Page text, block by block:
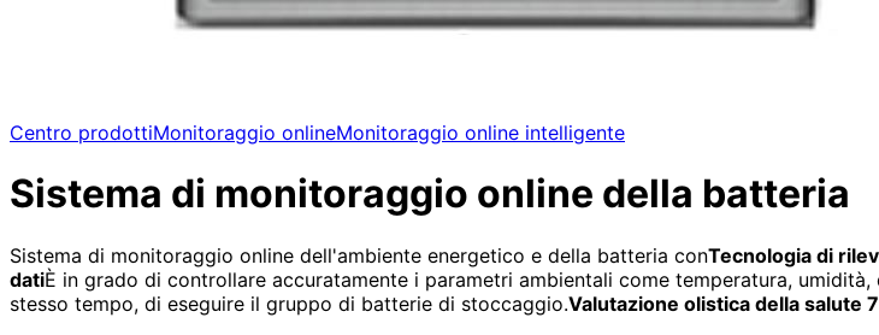
Centro prodottiMonitoraggio onlineMonitoraggio online intelligente
Sistema di monitoraggio online della batteria
Sistema di monitoraggio online dell'ambiente energetico e della batteria conTecnologia di
datiÈ in grado di controllare accuratamente i parametri ambientali come temperatura,
stesso tempo, di eseguire il gruppo di batterie di stoccaggio.Valutazione olistica della salute